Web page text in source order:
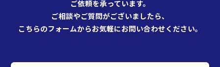
ご依頼を承っています。
ご相談やご質問がございましたら、
こちらのフォームからお気軽にお問い合わせください。